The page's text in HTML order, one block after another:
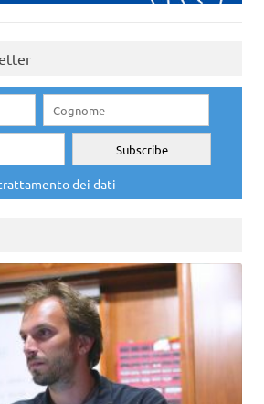
dei dati